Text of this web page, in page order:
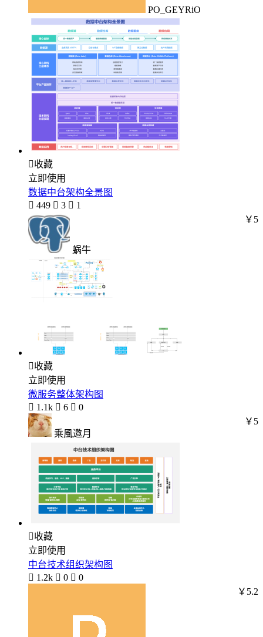
PO_GEYRiO
收藏
立即使用
数据中台架构全景图
 449  3  1
蜗牛
￥5
收藏
立即使用
微服务整体架构图
 1.1k  6  0
乘風邀月
￥5
收藏
立即使用
中台技术组织架构图
 1.2k  0  0
￥5.2